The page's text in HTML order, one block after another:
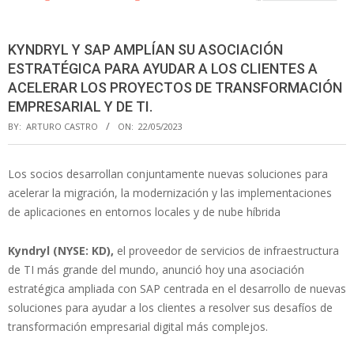
KYNDRYL Y SAP AMPLÍAN SU ASOCIACIÓN
ESTRATÉGICA PARA AYUDAR A LOS CLIENTES A
ACELERAR LOS PROYECTOS DE TRANSFORMACIÓN
EMPRESARIAL Y DE TI.
BY: ARTURO CASTRO ON: 22/05/2023
Los socios desarrollan conjuntamente nuevas soluciones para
acelerar la migración, la modernización y las implementaciones
de aplicaciones en entornos locales y de nube híbrida
Kyndryl (NYSE: KD), el proveedor de servicios de infraestructura
de TI más grande del mundo, anunció hoy una asociación
estratégica ampliada con SAP centrada en el desarrollo de nuevas
soluciones para ayudar a los clientes a resolver sus desafíos de
transformación empresarial digital más complejos.